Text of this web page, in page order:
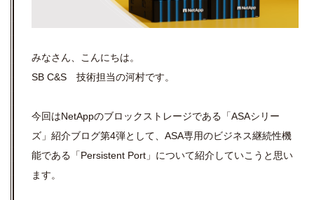
みなさん、こんにちは。
SB C&S 技術担当の河村です。
今回はNetAppのブロックストレージである「ASAシリー
ズ」紹介ブログ第4弾として、ASA専用のビジネス継続性機
能である「Persistent Port」について紹介していこうと思い
ます。